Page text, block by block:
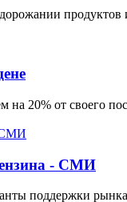
продуктов
на 20% от своего
- СМИ
поддержки